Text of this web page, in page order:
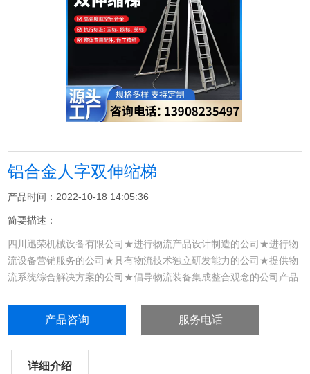
铝合金人字双伸缩梯
产品时间：2022-10-18 14:05:36
简要描述：
四川迅荣机械设备有限公司★进行物流产品设计制造的公司★进行物
流设备营销服务的公司★具有物流技术独立研发能力的公司★提供物
流系统综合解决方案的公司★倡导物流装备集成整合观念的公司产品
产品咨询 服务电话
详细介绍